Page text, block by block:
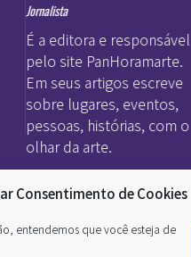
Consentimento de Cookies
entendemos que você esteja de
Jornalista
É a editora e responsável
pelo site PanHoramarte.
Em seus artigos escreve
sobre lugares, eventos,
pessoas, histórias, com o
olhar da arte.